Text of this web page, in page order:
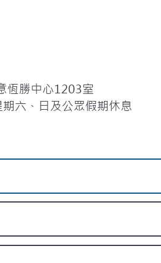
勝中心1203室
六、日及公眾假期休息